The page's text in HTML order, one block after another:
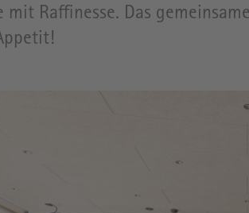
MARKT
mit Raffinesse. Das